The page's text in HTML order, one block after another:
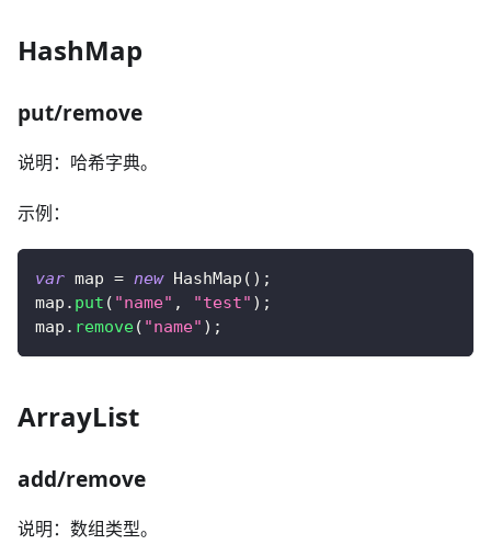
HashMap
put/remove
说明：哈希字典。
示例：
var map = new HashMap ( ) ;
map . put ( "name" , "test" ) ;
map . remove( "name" ) ;
ArrayList
add/remove
说明：数组类型。